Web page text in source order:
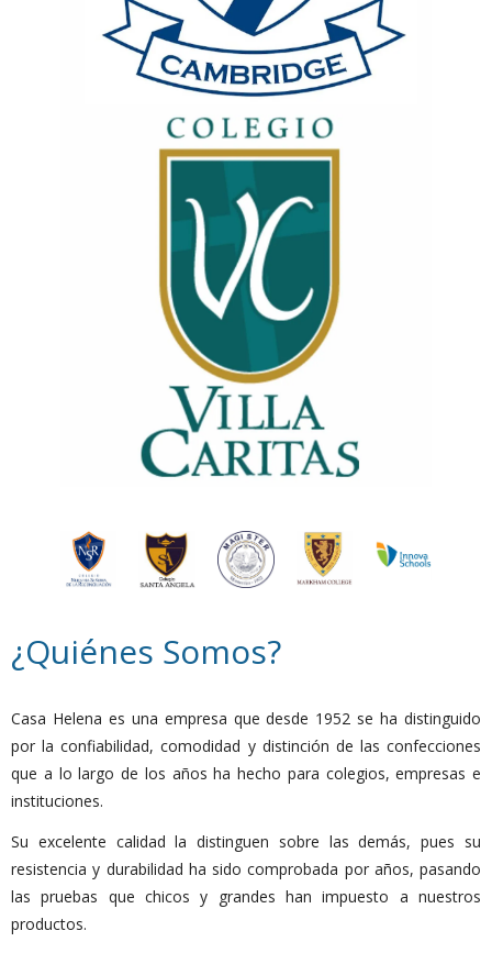
¿Quiénes Somos?
Casa Helena es una empresa que desde 1952 se ha distinguido
por la confiabilidad, comodidad y distinción de las confecciones
que a lo largo de los años ha hecho para colegios, empresas e
instituciones.
Su excelente calidad la distinguen sobre las demás, pues su
resistencia y durabilidad ha sido comprobada por años, pasando
las pruebas que chicos y grandes han impuesto a nuestros
productos.